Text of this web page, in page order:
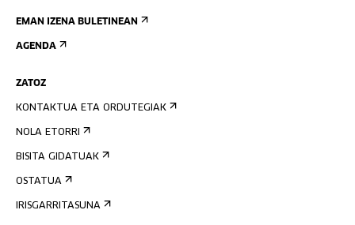
EMAN IZENA BULETINEAN
AGENDA
ZATOZ
KONTAKTUA ETA ORDUTEGIAK
NOLA ETORRI
BISITA GIDATUAK
OSTATUA
IRISGARRITASUNA